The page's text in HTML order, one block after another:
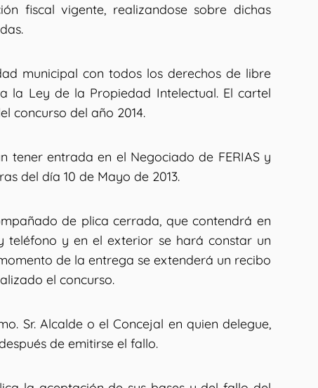
fiscal vigente, realizandose sobre dichas
municipal con todos los derechos de libre
la Ley de la Propiedad Intelectual. El cartel
concurso del año 2014.
tener entrada en el Negociado de FERIAS y
del día 10 de Mayo de 2013.
de plica cerrada, que contendrá en
teléfono y en el exterior se hará constar un
de la entrega se extenderá un recibo
el concurso.
Sr. Alcalde o el Concejal en quien delegue,
de emitirse el fallo.